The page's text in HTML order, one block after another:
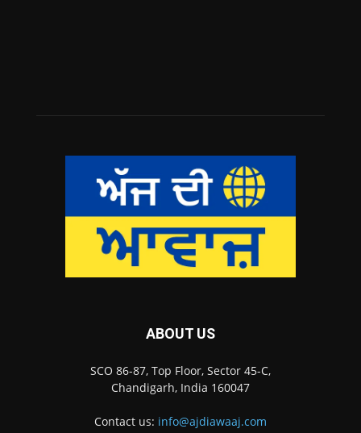
ABOUT US
SCO 86-87, Top Floor, Sector 45-C,
Chandigarh, India 160047
Contact us: info@ajdiawaaj.com